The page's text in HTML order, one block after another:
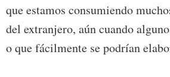
que estamos consumiendo
del extranjero, aún cuando
o que fácilmente se podrían